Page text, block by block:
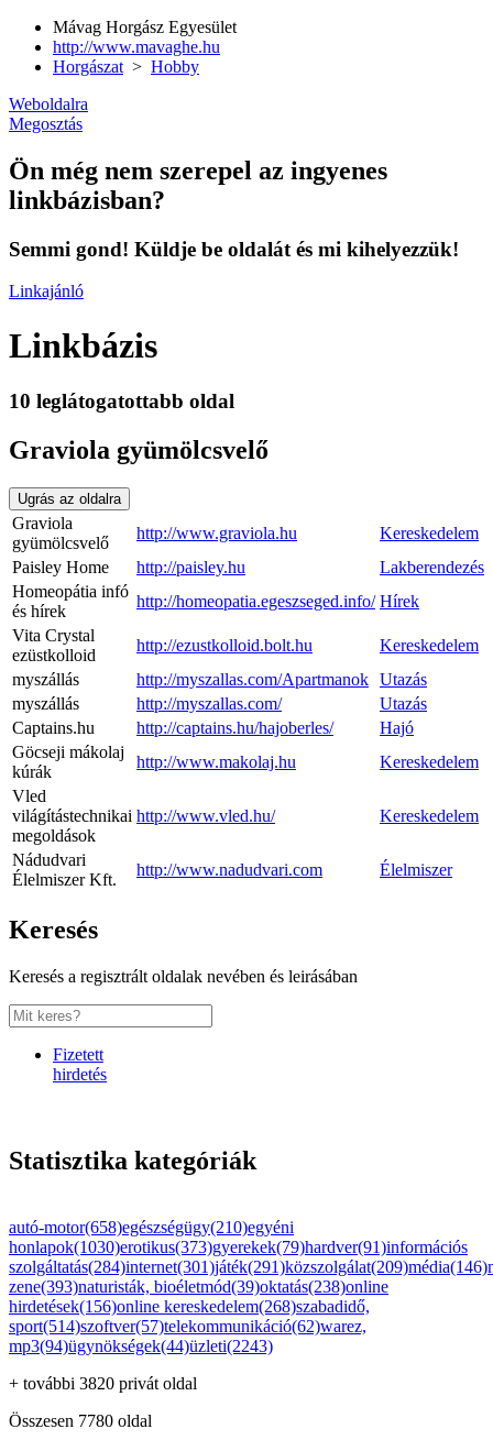
Mávag Horgász Egyesület
http://www.mavaghe.hu
Horgászat > Hobby
Weboldalra
Megosztás
Ön még nem szerepel az ingyenes
linkbázisban?
Semmi gond! Küldje be oldalát és mi kihelyezzük!
Linkajánló
Linkbázis
10 leglátogatottabb oldal
Graviola gyümölcsvelő
Ugrás az oldalra
Graviola
gyümölcsvelő
http://www.graviola.hu
Kereskedelem
Paisley Home
http://paisley.hu
Lakberendezés
Homeopátia infó
és hírek
http://homeopatia.egeszseged.info/ Hírek
Vita Crystal
ezüstkolloid
http://ezustkolloid.bolt.hu
Kereskedelem
myszállás
http://myszallas.com/Apartmanok Utazás
myszállás
http://myszallas.com/
Utazás
Captains.hu
http://captains.hu/hajoberles/
Hajó
Göcseji mákolaj
kúrák
http://www.makolaj.hu
Kereskedelem
Vled
világítástechnikai
megoldások
http://www.vled.hu/ Kereskedelem
Nádudvari
Élelmiszer Kft.
http://www.nadudvari.com Élelmiszer
Keresés
Keresés a regisztrált oldalak nevében és leirásában
Fizetett
hirdetés
Statisztika kategóriák
autó-motor(658)egészségügy(210)egyéni
honlapok(1030)erotikus(373)gyerekek(79)hardver(91)információs
szolgáltatás(284)internet(301)játék(291)közszolgálat(209)média(146)
zene(393)naturisták, bioéletmód(39)oktatás(238)online
hirdetések(156)online kereskedelem(268)szabadidő,
sport(514)szoftver(57)telekommunikáció(62)warez,
mp3(94)ügynökségek(44)üzleti(2243)
+ további 3820 privát oldal
Összesen 7780 oldal